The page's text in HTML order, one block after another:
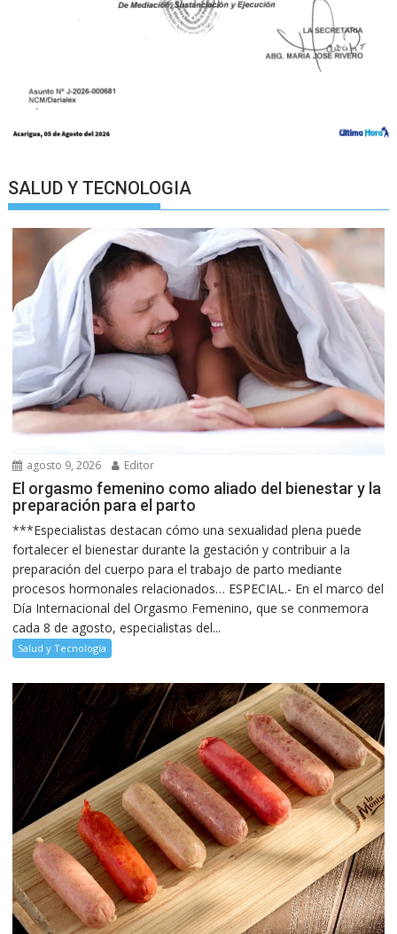
SALUD Y TECNOLOGIA
agosto 9, 2026 Editor
El orgasmo femenino como aliado del bienestar y la
preparación para el parto
***Especialistas destacan cómo una sexualidad plena puede
fortalecer el bienestar durante la gestación y contribuir a la
preparación del cuerpo para el trabajo de parto mediante
procesos hormonales relacionados… ESPECIAL.- En el marco del
Día Internacional del Orgasmo Femenino, que se conmemora
cada 8 de agosto, especialistas del...
Salud y Tecnología